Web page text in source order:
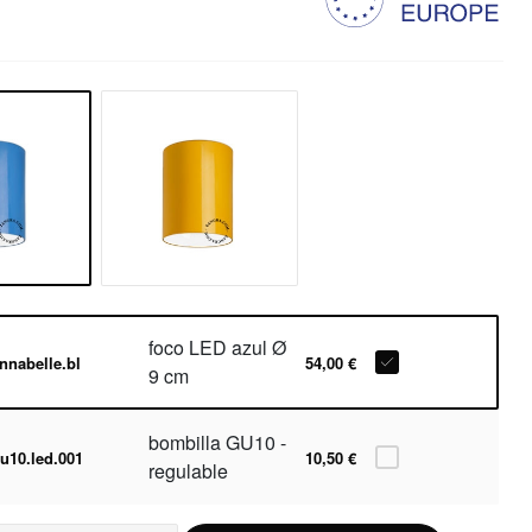
foco LED azul Ø
9 cm
54,00 €
bombilla GU10 -
regulable
10,50 €